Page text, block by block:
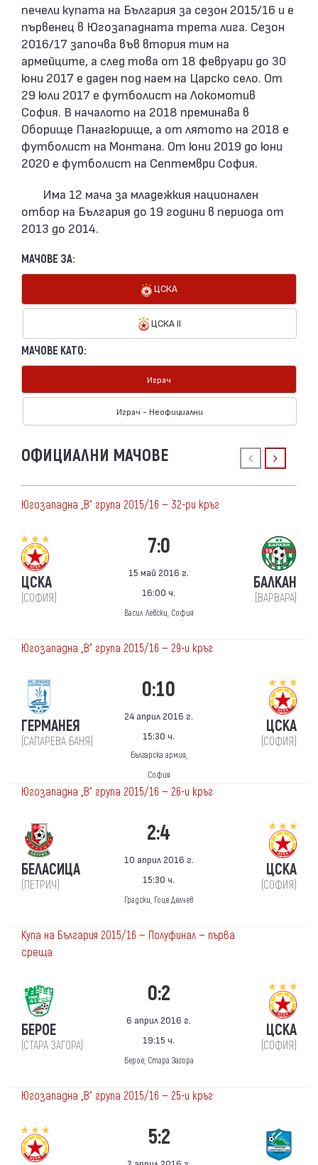
печели купата на България за сезон 2015/16 и е
първенец в Югозападната трета лига. Сезон
2016/17 започва във втория тим на
армейците, а след това от 18 февруари до 30
юни 2017 е даден под наем на Царско село. От
29 юли 2017 е футболист на Локомотив
София. В началото на 2018 преминава в
Оборище Панагюрище, а от лятото на 2018 е
футболист на Монтана. От юни 2019 до юни
2020 е футболист на Септември София.
Има 12 мача за младежкия национален
отбор на България до 19 години в периода от
2013 до 2014.
МАЧОВЕ ЗА:
ЦСКА
ЦСКА II
МАЧОВЕ КАТО:
Играч
Играч - Неофициални
ОФИЦИАЛНИ МАЧОВЕ
Югозападна „В“ група 2015/16 — 32-ри кръг
ЦСКА
(СОФИЯ)
7:0
15 май 2016 г.
16:00 ч.
Васил Левски, София
БАЛКАН
(ВАРВАРА)
Югозападна „В“ група 2015/16 — 29-и кръг
ГЕРМАНЕЯ
(САПАРЕВА БАНЯ)
0:10
24 април 2016 г.
15:30 ч.
Българска армия,
София
ЦСКА
(СОФИЯ)
Югозападна „В“ група 2015/16 — 26-и кръг
БЕЛАСИЦА
(ПЕТРИЧ)
2:4
10 април 2016 г.
15:30 ч.
Градски, Гоце Делчев
ЦСКА
(СОФИЯ)
Купа на България 2015/16 — Полуфинал — първа
среща
БЕРОЕ
(СТАРА ЗАГОРА)
0:2
6 април 2016 г.
19:15 ч.
Берое, Стара Загора
ЦСКА
(СОФИЯ)
Югозападна „В“ група 2015/16 — 25-и кръг
5:2